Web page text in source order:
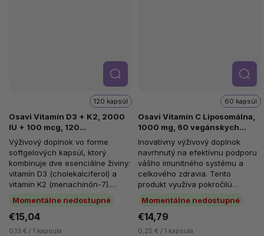
Osavi Vitamín D3 + K2, 2000
IU + 100 mcg, 120
softgelových kapsúl
Momentálne nedostupné
120 kapsúl
€15,04
0,13 € / 1 kapsula
Detail
Výživový doplnok vo forme
softgelových kapsúl, ktorý
kombinuje dve esenciálne živiny:
vitamín D3 (cholekalciferol) a
vitamín K2 (menachinón-7).
vitamínov...
Osavi Vitamín C Liposomálna,
1000 mg, 60 vegánskych
kapsúl
Momentálne nedostupné
60 kapsúl
€14,79
0,25 € / 1 kapsula
Detail
Inovatívny výživový doplnok
navrhnutý na efektívnu podporu
vášho imunitného systému a
celkového zdravia. Tento
produkt využíva pokročilú
(Liposovit®-C),...